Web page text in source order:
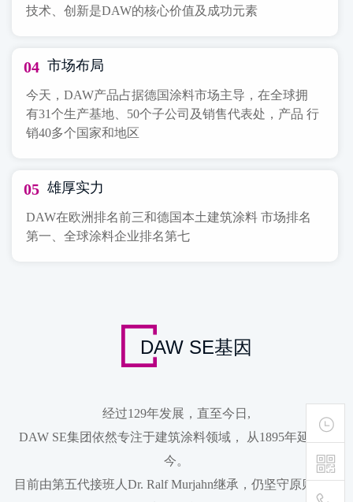
技术、创新是DAW的核心价值及成功元素
04 市场布局
今天，DAW产品占据德国涂料市场主导，在全球拥
有31个生产基地、50个子公司及销售代表处，产品 行
销40多个国家和地区
05 雄厚实力
DAW在欧洲排名前三和德国本土建筑涂料 市场排名
第一、全球涂料企业排名第七
DAW SE基因
经过129年发展，直至今日,
DAW SE集团依然专注于建筑涂料领域， 从1895年延续至
今。
目前由第五代接班人Dr. Ralf Murjahn继承，仍坚守原则，以